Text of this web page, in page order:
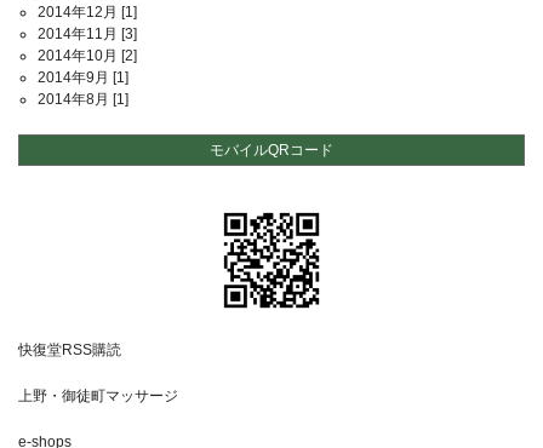
2014年12月 [1]
2014年11月 [3]
2014年10月 [2]
2014年9月 [1]
2014年8月 [1]
モバイルQRコード
快復堂RSS購読
上野・御徒町マッサージ
e-shops